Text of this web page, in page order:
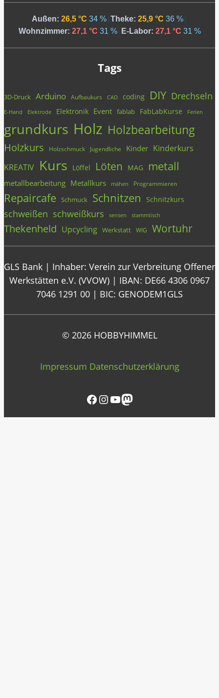
Außen: 26,5 °C 34 % Theke: 25,9 °C 36 %
Wohnzimmer: 27,1 °C 31 % E-Labor: 27,1 °C 31 %
Tags
3D-Druck Arduino Aufbaukurs CAD coding DIY Drechseln
E-Hand Elektrode Elektronik Event fablab FabLabKurse Ferien
grundkurs Holz Holzbearbeitung
Holzkurs Holzschmuck Jugendliche Kinder Kinderkurs
KREATIV Kurs Löffel Löten MAG metall
metallbearbeitung Metallkurs mähen Programmieren
Repaircafe Schmuck Schnitzen Schnitzkurs
schweißen schweißkurs sensen stammtisch
Thekenheld Upcycling Werkstatt WIG Wortuhr
GLS Bank | Inhaber: Verein zur Verbreitung Offener
Werkstätten e.V. (VVOW) | IBAN: DE66 4306 0967
7046 1291 00 | BIC: GENODEM1GLS
© 2026 HOBBYHIMMEL
Impressum Datenschutzerklärung
Facebook InstagramYouTube Mastodon